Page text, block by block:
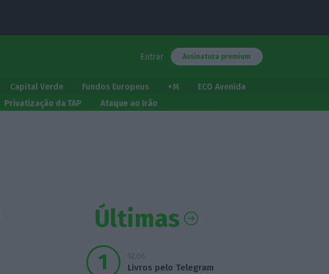
Entrar Assinatura premium
Capital Verde Fundos Europeus +M
ECO Avenida
Privatização da TAP Ataque ao Irão
Últimas
12:06
Livros pelo Telegram